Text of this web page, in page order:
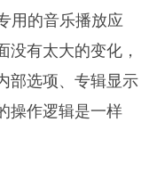
用的音乐播放应
没有太大的变化，
部选项、专辑显示
操作逻辑是一样